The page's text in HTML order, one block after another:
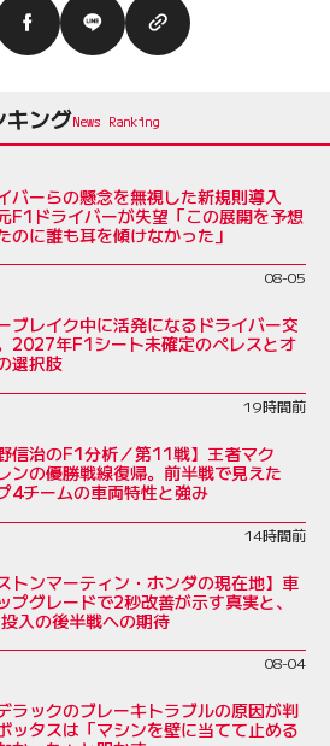
キング
バーらの懸念を無視した新規則導入
F1ドライバーが失望「この展開を予想
のに誰も耳を傾けなかった」
08-05
ブレイク中に活発になるドライバー交
2027年F1シート未確定のペレスとオ
選択肢
19時間前
信治のF1分析／第11戦】王者マク
ンの優勝戦線復帰。前半戦で見えた
4チームの車両特性と強み
14時間前
トンマーティン・ホンダの現在地】車
プグレードで2秒改善が示す真実と、
入の後半戦への期待
08-04
ラックのブレーキトラブルの原因が判
ッタスは「マシンを壁に当てて止める